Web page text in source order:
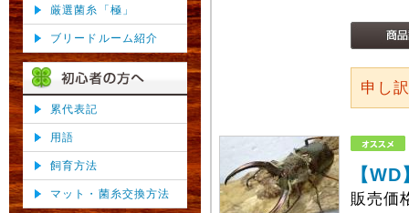
厳選菌糸「極」
ブリードルーム紹介
累代表記
用語
飼育方法
マット・菌糸交換方法
申し
【
販売価